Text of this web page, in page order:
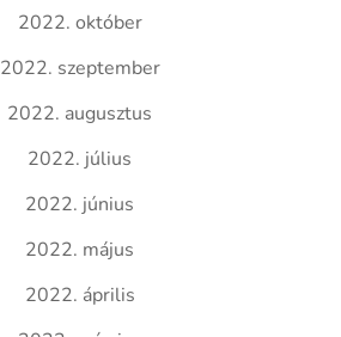
2022. október
2022. szeptember
2022. augusztus
2022. július
2022. június
2022. május
2022. április